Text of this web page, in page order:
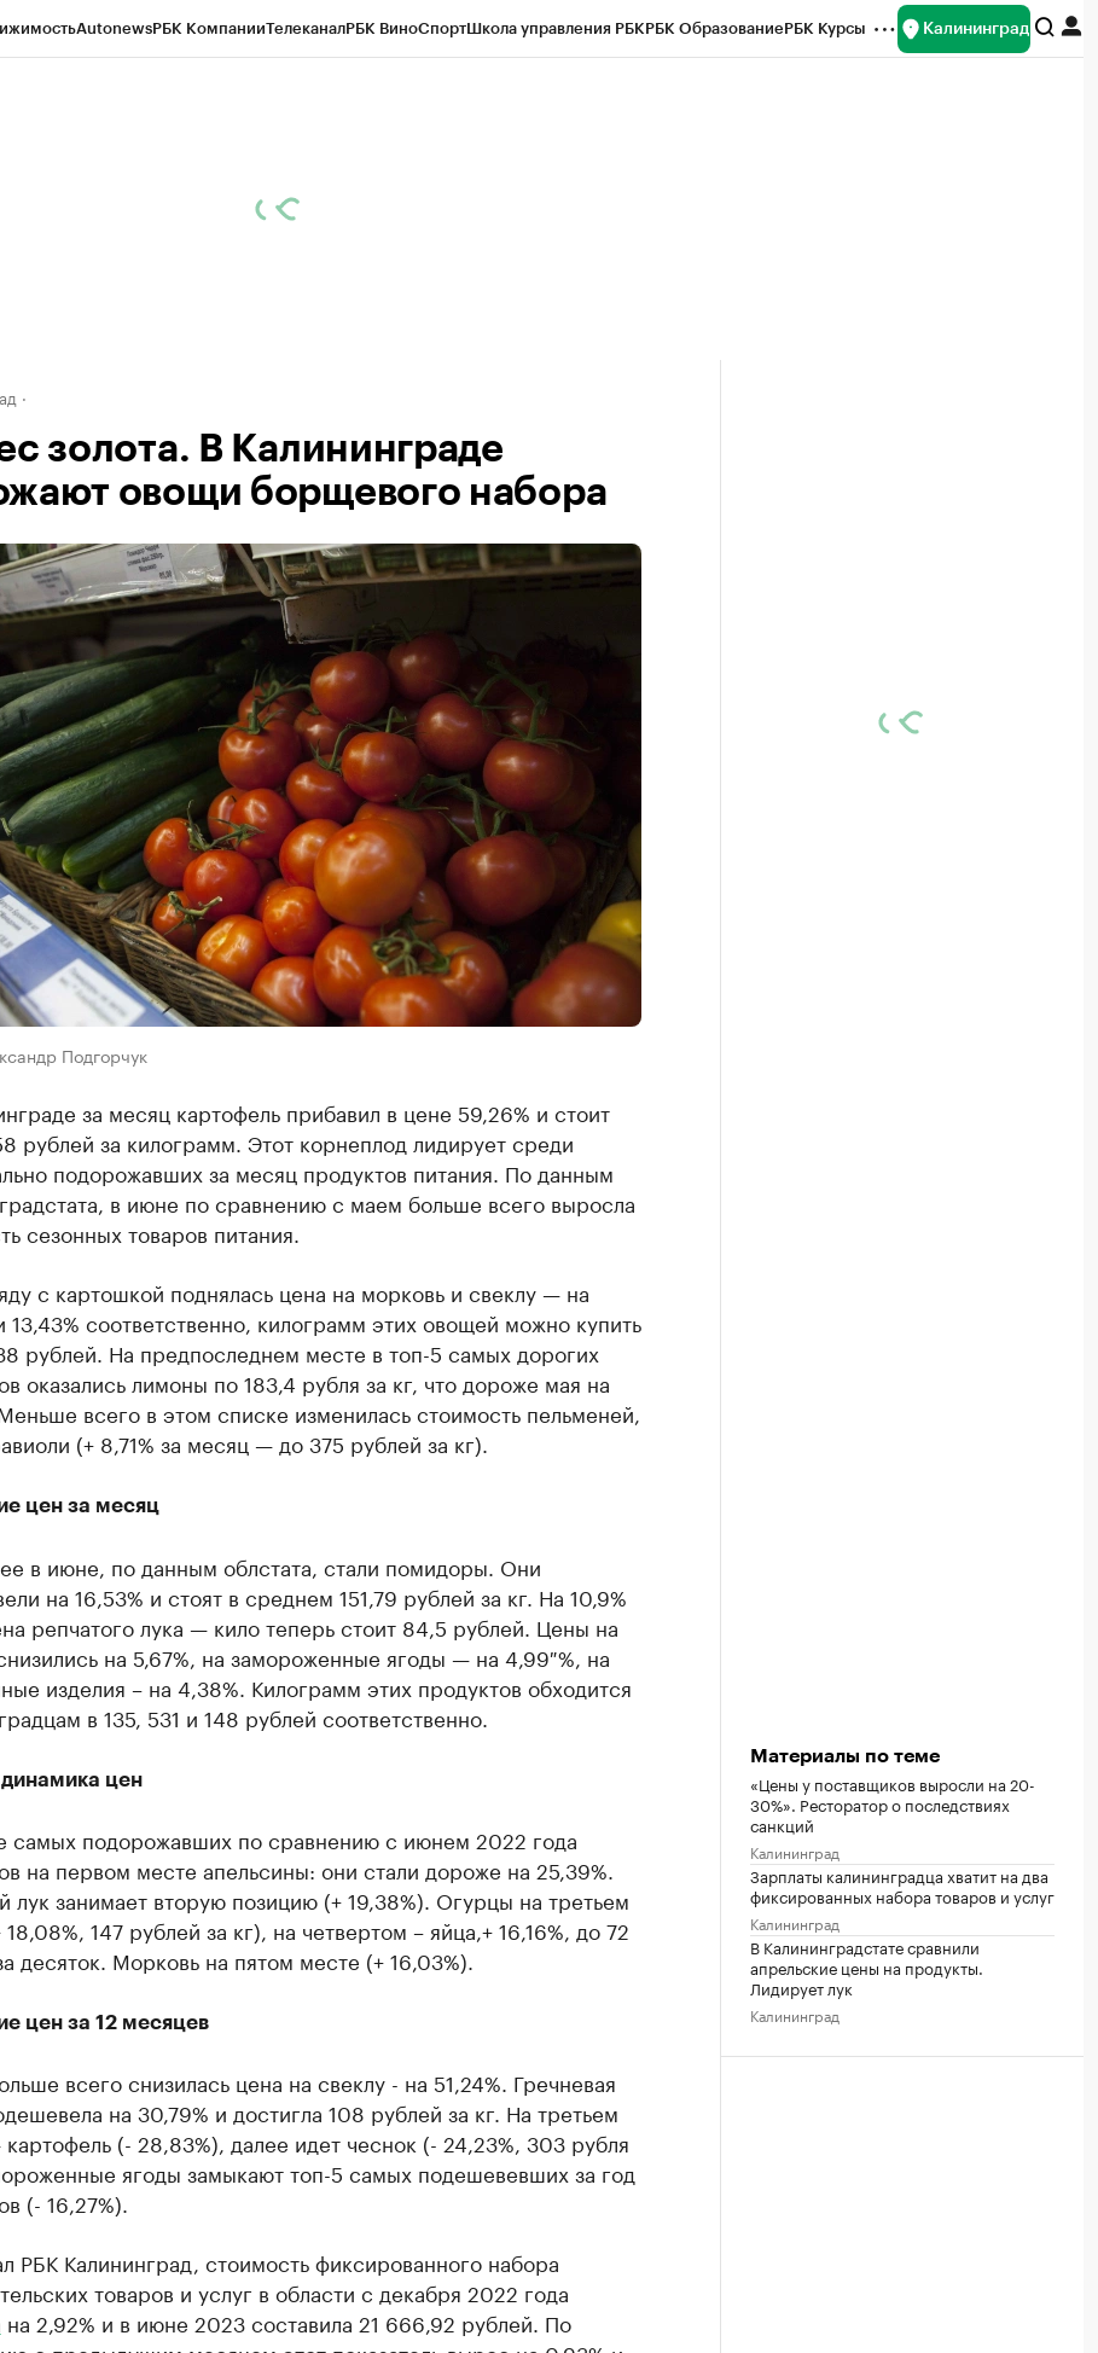
AutonewsРБК КомпанииТелеканалРБК ВиноСпортШкола управления РБКРБК ОбразованиеРБК Курсы Калининград
золота. В Калининграде
овощи борщевого набора
Подгорчук
за месяц картофель прибавил в цене 59,26% и стоит
рублей за килограмм. Этот корнеплод лидирует среди
подорожавших за месяц продуктов питания. По данным
в июне по сравнению с маем больше всего выросла
сезонных товаров питания.
с картошкой поднялась цена на морковь и свеклу — на
13,43% соответственно, килограмм этих овощей можно купить
рублей. На предпоследнем месте в топ-5 самых дорогих
оказались лимоны по 183,4 рубля за кг, что дороже мая на
всего в этом списке изменилась стоимость пельменей,
(+ 8,71% за месяц — до 375 рублей за кг).
цен за месяц
в июне, по данным облстата, стали помидоры. Они
на 16,53% и стоят в среднем 151,79 рублей за кг. На 10,9%
репчатого лука — кило теперь стоит 84,5 рублей. Цены на
на 5,67%, на замороженные ягоды — на 4,99 %, на
изделия – на 4,38%. Килограмм этих продуктов обходится
в 135, 531 и 148 рублей соответственно.
динамика цен
самых подорожавших по сравнению с июнем 2022 года
на первом месте апельсины: они стали дороже на 25,39%.
лук занимает вторую позицию (+ 19,38%). Огурцы на третьем
147 рублей за кг), на четвертом – яйца,+ 16,16%, до 72
десяток. Морковь на пятом месте (+ 16,03%).
цен за 12 месяцев
всего снизилась цена на свеклу - на 51,24%. Гречневая
на 30,79% и достигла 108 рублей за кг. На третьем
(- 28,83%), далее идет чеснок (- 24,23%, 303 рубля
ягоды замыкают топ-5 самых подешевевших за год
(- 16,27%).
РБК Калининград, стоимость фиксированного набора
товаров и услуг в области с декабря 2022 года
на 2,92% и в июне 2023 составила 21 666,92 рублей. По
Материалы по теме
«Цены у поставщиков выросли на 20-
30%». Ресторатор о последствиях
санкций
Калининград
Зарплаты калининградца хватит на два
фиксированных набора товаров и услуг
Калининград
В Калининградстате сравнили
апрельские цены на продукты.
Лидирует лук
Калининград